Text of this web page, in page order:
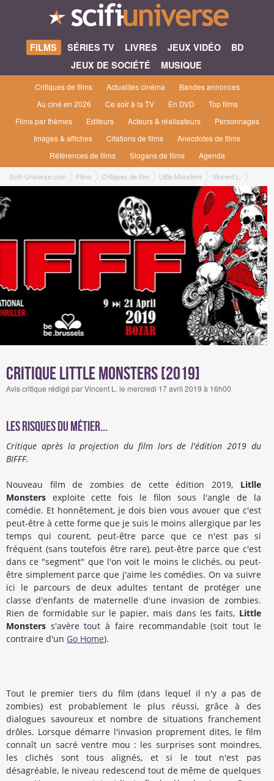
FILMS SÉRIES TV LIVRES JEUX VIDÉO
BD
JEUX DE SOCIÉTÉ
MUSIQUE
Critiques de films Actualités cinéma
Bandes annonces
Au ciné en 2026
Ce soir à la TV En DVD
Top films
Films par thèmes
Editeurs Acteurs & réalisateurs
Personnages
Images & affiches
Citations de films
Anecdotes de films
Références de films
Slogans de films Agenda
Scifi-Universe.com Films Critiques de film Little Monsters Vincent L.
Critique Little Monsters [2019]
Avis critique rédigé par Vincent L. le mercredi 17 avril 2019 à 16h00
Les risques du métier...
Critique après la projection du film lors de l'édition 2019 du
BIFFF.
Nouveau film de zombies de cette édition 2019, Litlle
Monsters exploite cette fois le filon sous l'angle de la
comédie. Et honnêtement, je dois bien vous avouer que c'est
peut-être à cette forme que je suis le moins allergique par les
temps qui courent, peut-être parce que ce n'est pas si
fréquent (sans toutefois être rare), peut-être parce que c'est
dans ce "segment" que l'on voit le moins le clichés, ou peut-
être simplement parce que j'aime les comédies. On va suivre
ici le parcours de deux adultes tentant de protéger une
classe d'enfants de maternelle d'une invasion de zombies.
Rien de formidable sur le papier, mais dans les faits, Little
Monsters s'avère tout à faire recommandable (soit tout le
contraire d'un Go Home).
Tout le premier tiers du film (dans lequel il n'y a pas de
zombies) est probablement le plus réussi, grâce à des
dialogues savoureux et nombre de situations franchement
drôles. Lorsque démarre l'invasion proprement dites, le film
connaît un sacré ventre mou : les surprises sont moindres,
les clichés sont tous alignés, et si le tout n'est pas
désagréable, le niveau redescend tout de même de quelques